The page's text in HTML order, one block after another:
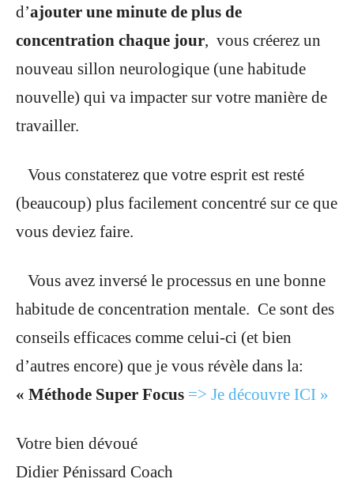
d’ajouter une minute de plus de
concentration chaque jour, vous créerez un
nouveau sillon neurologique (une habitude
nouvelle) qui va impacter sur votre manière de
travailler.
Vous constaterez que votre esprit est resté
(beaucoup) plus facilement concentré sur ce que
vous deviez faire.
Vous avez inversé le processus en une bonne
habitude de concentration mentale. Ce sont des
conseils efficaces comme celui-ci (et bien
d’autres encore) que je vous révèle dans la:
« Méthode Super Focus => Je découvre ICI »
Votre bien dévoué
Didier Pénissard Coach